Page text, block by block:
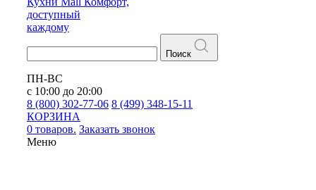
доступный
каждому
Поиск
ПН-ВС
с 10:00 до 20:00
8 (800) 302-77-06 8 (499) 348-15-11
КОРЗИНА
0 товаров. Заказать звонок
Меню